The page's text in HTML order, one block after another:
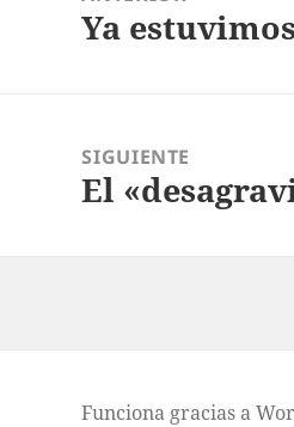
entradasEntrada
Ya
SIGUIENTE
Entrada
El
Funciona gracias a